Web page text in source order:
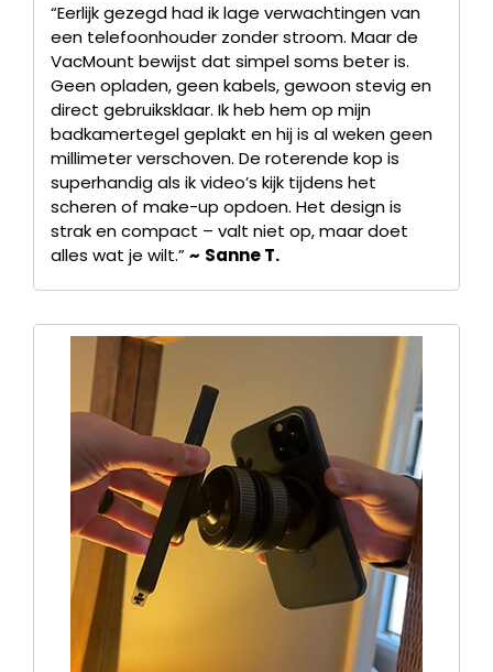
“Eerlijk gezegd had ik lage verwachtingen van
een telefoonhouder zonder stroom. Maar de
VacMount bewijst dat simpel soms beter is.
Geen opladen, geen kabels, gewoon stevig en
direct gebruiksklaar. Ik heb hem op mijn
badkamertegel geplakt en hij is al weken geen
millimeter verschoven. De roterende kop is
superhandig als ik video’s kijk tijdens het
scheren of make-up opdoen. Het design is
strak en compact – valt niet op, maar doet
alles wat je wilt.”~ Sanne T.